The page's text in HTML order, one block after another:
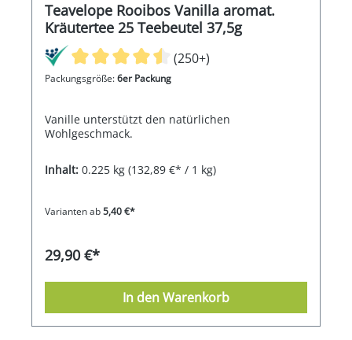
Teavelope Rooibos Vanilla aromat.
Kräutertee 25 Teebeutel 37,5g
(250+)
Packungsgröße:6er Packung
Vanille unterstützt den natürlichen
Wohlgeschmack.
Inhalt: 0.225 kg (132,89 €* / 1 kg)
Varianten ab5,40 €*
29,90 €*
In den Warenkorb